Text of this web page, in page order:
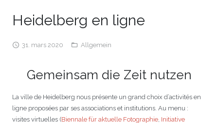
AGENDA CULTUREL
Lieux
Catégories
APPRENDRE L’ALLEMAND
Pourquoi apprendre l’allemand
Cours d’allemand
Cours pour adultes
L’allemand dans le scolaire
NOS SERVICES
Bibliothèque
Dernières acquisitions
Deutsch-französische Corona-Chroniken
HEIDELBERG & NOUS
Visite en photos
PARTENAIRES
Heidelberg en ligne
31. mars 2020 Allgemein
Gemeinsam die Zeit nutzen
La ville de Heidelberg nous présente un grand choix d’activités en
ligne proposées par ses associations et institutions. Au menu :
visites virtuelles (Biennale für aktuelle Fotographie, Initiative